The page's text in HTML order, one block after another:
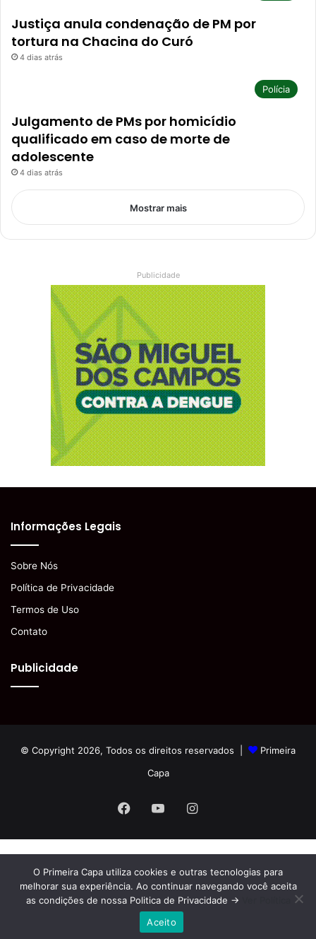
Justiça anula condenação de PM por
tortura na Chacina do Curó
4 dias atrás
Polícia
Julgamento de PMs por homicídio
qualificado em caso de morte de
adolescente
4 dias atrás
Mostrar mais
Publicidade
Informações Legais
Sobre Nós
Política de Privacidade
Termos de Uso
Contato
Publicidade
© Copyright 2026, Todos os direitos reservados |
Primeira
Capa
Facebook
YouTubeInstagram
O Primeira Capa utiliza cookies e outras tecnologias para
melhorar sua experiência. Ao continuar navegando você aceita
as condições de nossa Politica de Privacidade ->
Aceito